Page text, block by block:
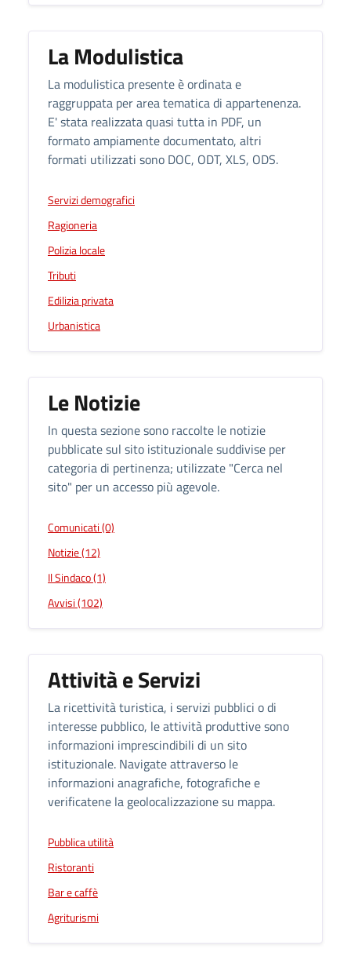
La Modulistica
La modulistica presente è ordinata e
raggruppata per area tematica di appartenenza.
E' stata realizzata quasi tutta in PDF, un
formato ampiamente documentato, altri
formati utilizzati sono DOC, ODT, XLS, ODS.
Servizi demografici
Ragioneria
Polizia locale
Tributi
Edilizia privata
Urbanistica
Le Notizie
In questa sezione sono raccolte le notizie
pubblicate sul sito istituzionale suddivise per
categoria di pertinenza; utilizzate "Cerca nel
sito" per un accesso più agevole.
Comunicati (0)
Notizie (12)
Il Sindaco (1)
Avvisi (102)
Attività e Servizi
La ricettività turistica, i servizi pubblici o di
interesse pubblico, le attività produttive sono
informazioni imprescindibili di un sito
istituzionale. Navigate attraverso le
informazioni anagrafiche, fotografiche e
verificatene la geolocalizzazione su mappa.
Pubblica utilità
Ristoranti
Bar e caffè
Agriturismi